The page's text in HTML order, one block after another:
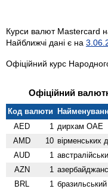
Курси валют Mastercard
Найближчі дані є на
Офіційний курс
Офіційний
Код валюти
AED
1 дирхам ОАЕ
AMD 10 вiрменських
AUD 1
AZN 1
BRL 1